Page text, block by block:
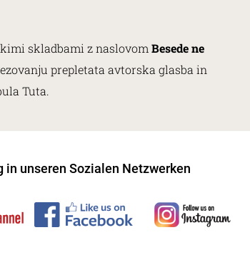
skladbami z naslovom Besede ne
prepletata avtorska glasba in
Tuta.
in unseren Sozialen Netzwerken